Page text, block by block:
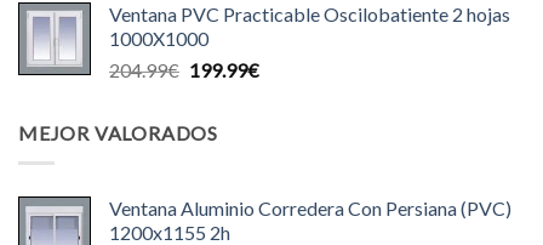
original
era:
140.00€.
actual
125.00€.
Ventana PVC Practicable Oscilobatiente 2 hojas
1000X1000
204.99€ El
era:
199.99€El
MEJOR VALORADOS
Ventana Aluminio Corredera Con Persiana (PVC)
1200x1155 2h